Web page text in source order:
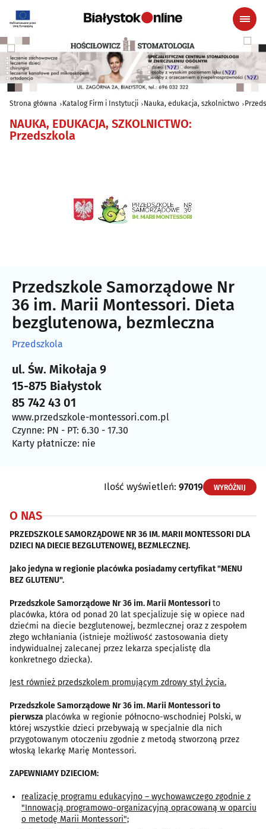
Strona główna Katalog Firm i Instytucji Nauka, edukacja, szkolnictwo
NAUKA, EDUKACJA, SZKOLNICTWO:
Przedszkola
Przedszkole Samorządowe Nr
36 im. Marii Montessori. Dieta
bezglutenowa, bezmleczna
Przedszkola
ul. Św. Mikołaja 9
15-875 Białystok
85 742 43 01
www.przedszkole-montessori.com.pl
Czynne: PN - PT: 6.30 - 17.30
Karty płatnicze: nie
Ilość wyświetleń: 97019 WYRÓŻNIJ
O NAS
PRZEDSZKOLE SAMORZĄDOWE NR 36 IM. MARII MONTESSORI DLA
DZIECI NA DIECIE BEZGLUTENOWEJ, BEZMLECZNEJ.
Jako jedyna w regionie placówka posiadamy certyfikat "MENU
BEZ GLUTENU".
Przedszkole Samorządowe Nr 36 im. Marii Montessori to
placówka, która od ponad 20 lat specjalizuje się w opiece nad
dziećmi na diecie bezglutenowej, bezmlecznej oraz z zespołem
złego wchłaniania (istnieje możliwość zastosowania diety
indywidualnej zalecanej przez lekarza specjalistę dla
konkretnego dziecka).
Jest również przedszkolem promującym zdrowy styl życia.
Przedszkole Samorządowe Nr 36 im. Marii Montessori to
pierwsza placówka w regionie północno-wschodniej Polski, w
której wszystkie dzieci przebywają w specjalnie dla nich
przygotowanym otoczeniu zgodnie z metodą stworzoną przez
włoską lekarkę Marię Montessori.
ZAPEWNIAMY DZIECIOM:
realizację programu edukacyjno – wychowawczego zgodnie z
"Innowacją programowo-organizacyjną opracowaną w oparciu
o metodę Marii Montessori";